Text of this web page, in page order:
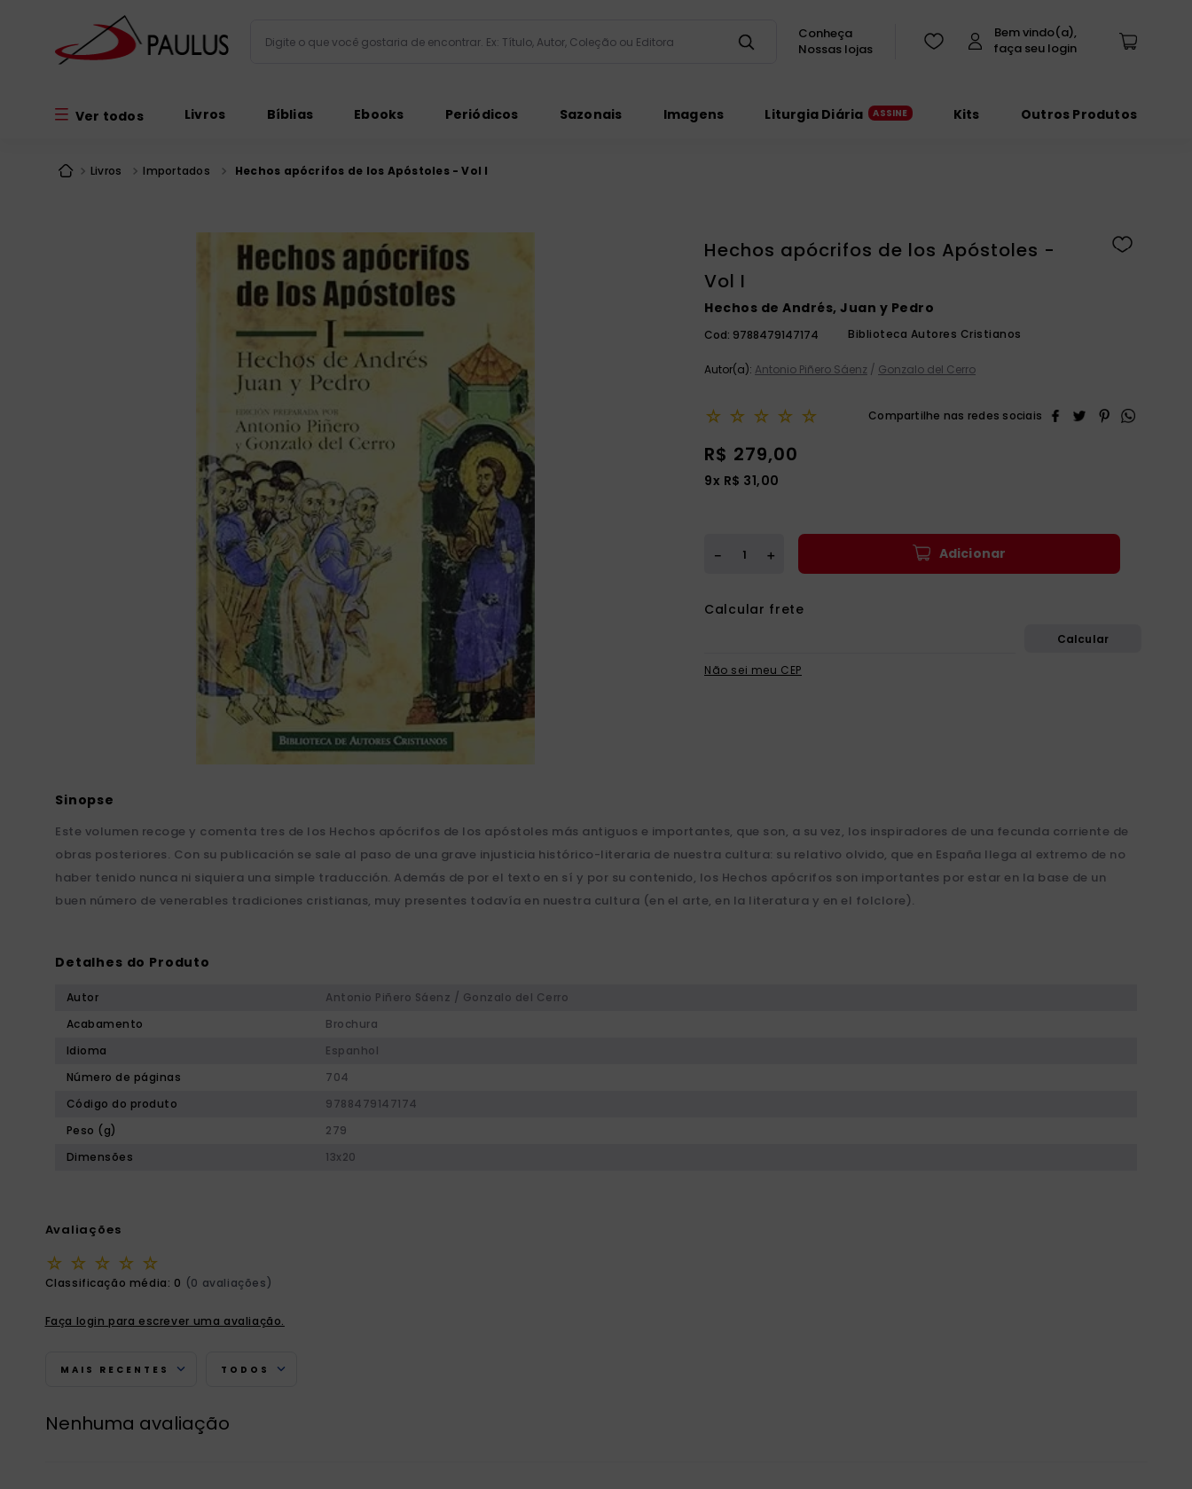
Conheça
Nossas lojas
Ver todos Livros Bíblias Ebooks Periódicos Sazonais Imagens Liturgia Diária Kits Outros Produtos
Livros Importados Hechos apócrifos de los Apóstoles - Vol I
Hechos apócrifos de los Apóstoles -
Vol I
Hechos de Andrés, Juan y Pedro
Cod: 9788479147174 Biblioteca Autores Cristianos
Autor(a): Antonio Piñero Sáenz / Gonzalo del Cerro
☆ ☆ ☆ ☆ ☆
R$ 279,00
9x R$ 31,00
＋
－ Adicionar
Não sei meu CEP
Este volumen recoge y comenta tres de los Hechos apócrifos de los apóstoles más antiguos e importantes, que son, a su vez, los inspiradores de una fecunda corriente de
obras posteriores. Con su publicación se sale al paso de una grave injusticia histórico-literaria de nuestra cultura: su relativo olvido, que en España llega al extremo de no
haber tenido nunca ni siquiera una simple traducción. Además de por el texto en sí y por su contenido, los Hechos apócrifos son importantes por estar en la base de un
buen número de venerables tradiciones cristianas, muy presentes todavía en nuestra cultura (en el arte, en la literatura y en el folclore).
Detalhes do Produto
Autor
Antonio Piñero Sáenz / Gonzalo del Cerro
Acabamento
Brochura
Idioma
Espanhol
Número de páginas
704
Código do produto
9788479147174
Peso (g)
279
Dimensões
13x20
Avaliações
☆ ☆ ☆ ☆ ☆
Classificação média: 0 (0 avaliações)
Faça login para escrever uma avaliação.
MAIS RECENTES TODOS
Nenhuma avaliação
5º bíblia jerusalém
6º imagens
biblia pastoral
patristica
9 catequese
10 º bíblia ave maria